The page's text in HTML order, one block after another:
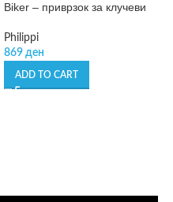
Biker – приврзок за клучеви
Philippi
869 ден
ADD TO CART